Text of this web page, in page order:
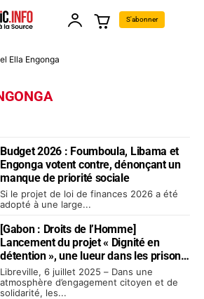
S'abonner
Ella Engonga
Budget 2026 : Foumboula, Libama et
Engonga votent contre, dénonçant un
manque de priorité sociale
Si le projet de loi de finances 2026 a été
adopté à une large...
[Gabon : Droits de l’Homme]
Lancement du projet « Dignité en
détention », une lueur dans les prisons
gabonaises
Libreville, 6 juillet 2025 – Dans une
atmosphère d’engagement citoyen et de
solidarité, les...